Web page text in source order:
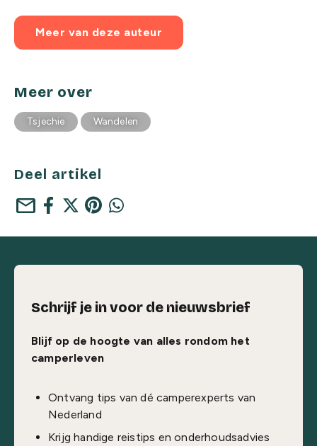
Meer van deze auteur
Meer over
Tsjechie Wandelen
Deel artikel
mail
Schrijf je in voor de nieuwsbrief
Blijf op de hoogte van alles rondom het
camperleven
Ontvang tips van dé camperexperts van
Nederland
Krijg handige reistips en onderhoudsadvies